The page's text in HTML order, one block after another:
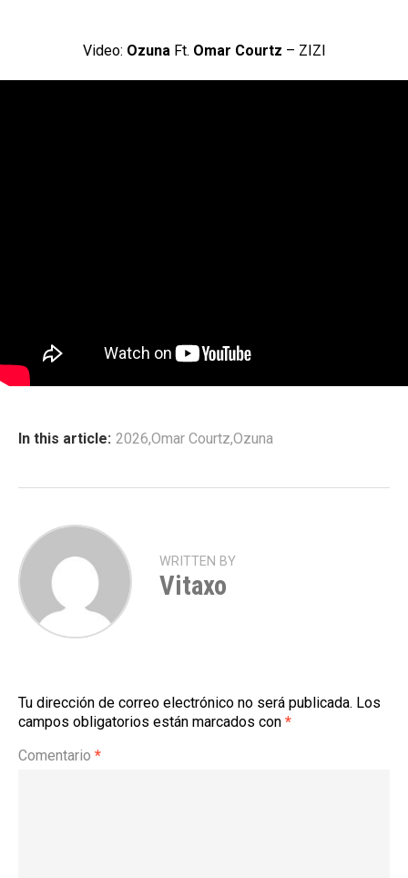
Video: Ozuna Ft. Omar Courtz – ZIZI
In this article: 2026,Omar Courtz,Ozuna
WRITTEN BY
Vitaxo
Tu dirección de correo electrónico no será publicada. Los
campos obligatorios están marcados con *
Comentario *